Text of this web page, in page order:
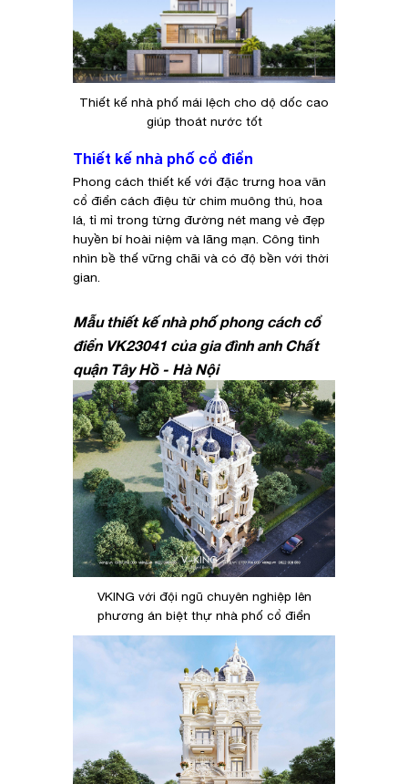
Thiết kế nhà phố mái lệch cho dộ dốc cao
giúp thoát nước tốt
Thiết kế nhà phố cổ điển
Phong cách thiết kế với đặc trưng hoa văn
cổ điển cách điệu từ chim muông thú, hoa
lá, tỉ mỉ trong từng đường nét mang vẻ đẹp
huyền bí hoài niệm và lãng mạn. Công tình
nhìn bề thế vững chãi và có độ bền với thời
gian.
Mẫu thiết kế nhà phố phong cách cổ
điển VK23041 của gia đình anh Chất
quận Tây Hồ - Hà Nội
VKING với đội ngũ chuyên nghiệp lên
phương án biệt thự nhà phố cổ điển